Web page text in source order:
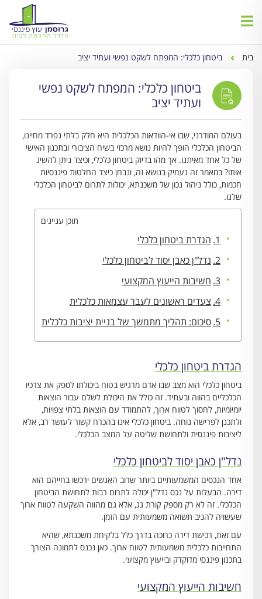
בית ביטחון כלכלי: המפתח לשקט נפשי ועתיד יציב
ביטחון כלכלי: המפתח לשקט נפשי
ועתיד יציב
בעולם המודרני, שבו אי-הוודאות הכלכלית היא חלק בלתי נפרד מחיינו,
הביטחון הכלכלי הופך להיות נושא מרכזי בשיח הציבורי ובתכנון האישי
של כל אחד מאיתנו. אך מהו בדיוק ביטחון כלכלי, וכיצד ניתן להשיג
אותו? במאמר זה נעמיק בנושא זה, ונבחן כיצד החלטות פיננסיות
חכמות, כולל ניהול נכון של משכנתא, יכולות לתרום לביטחון הכלכלי
שלנו.
תוכן עניינים
הגדרת ביטחון כלכלי
נדל"ן כאבן יסוד לביטחון כלכלי
חשיבות הייעוץ המקצועי
צעדים ראשונים לעבר עצמאות כלכלית
סיכום: תהליך מתמשך של בניית יציבות כלכלית
הגדרת ביטחון כלכלי
ביטחון כלכלי הוא מצב שבו אדם מרגיש בטוח ביכולתו לספק את צרכיו
הכלכליים בהווה ובעתיד. זה כולל את היכולת לשלם עבור הוצאות
יומיומיות, לחסוך לטווח ארוך, להתמודד עם הוצאות בלתי צפויות,
ולתכנן לפרישה נוחה. ביטחון כלכלי אינו בהכרח קשור לעושר רב, אלא
ליציבות פיננסית ולתחושת שליטה על המצב הכלכלי.
נדל"ן כאבן יסוד לביטחון כלכלי
אחד הנכסים המשמעותיים ביותר שרוב האנשים ירכשו בחייהם הוא
דירה. הבעלות על נכס נדל"ן יכולה לתרום רבות לתחושת הביטחון
הכלכלי. זה לא רק מספק קורת גג, אלא גם מהווה השקעה לטווח ארוך
שעשויה להניב תשואה משמעותית עם הזמן.
עם זאת, רכישת דירה כרוכה בדרך כלל בלקיחת משכנתא, שהיא
התחייבות כלכלית משמעותית לטווח ארוך. כאן נכנס לתמונה הצורך
בתכנון פיננסי מדוקדק ובייעוץ מקצועי.
חשיבות הייעוץ המקצועי